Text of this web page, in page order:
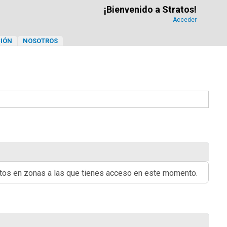
¡Bienvenido a Stratos!
Acceder
NOSOTROS
en zonas a las que tienes acceso en este momento.